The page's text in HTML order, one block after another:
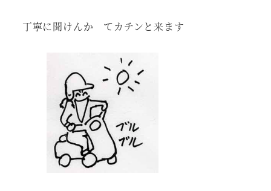
丁寧に聞けんか てカチンと来ます